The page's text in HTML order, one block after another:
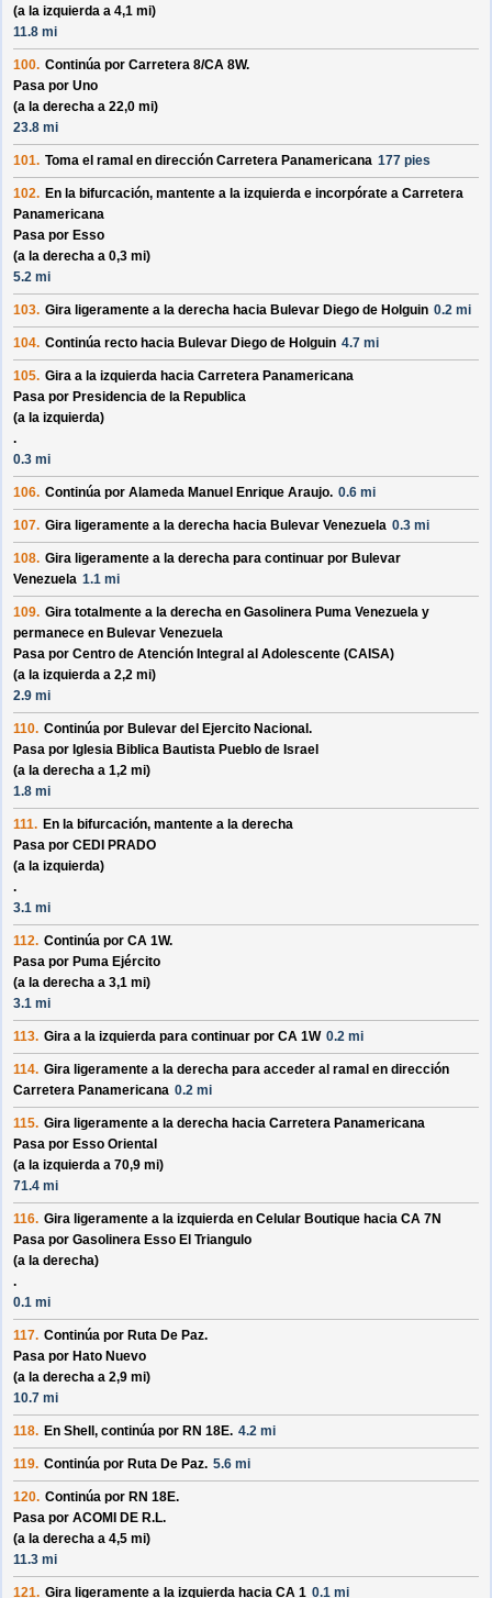
(a la izquierda a 4,1 mi)
11.8 mi
100. Continúa por Carretera 8/CA 8W.
Pasa por Uno
(a la derecha a 22,0 mi)
23.8 mi
101. Toma el ramal en dirección Carretera Panamericana 177 pies
102. En la bifurcación, mantente a la izquierda e incorpórate a Carretera
Panamericana
Pasa por Esso
(a la derecha a 0,3 mi)
5.2 mi
103. Gira ligeramente a la derecha hacia Bulevar Diego de Holguin 0.2 mi
104. Continúa recto hacia Bulevar Diego de Holguin 4.7 mi
105. Gira a la izquierda hacia Carretera Panamericana
Pasa por Presidencia de la Republica
(a la izquierda)
.
0.3 mi
106. Continúa por Alameda Manuel Enrique Araujo. 0.6 mi
107. Gira ligeramente a la derecha hacia Bulevar Venezuela 0.3 mi
108. Gira ligeramente a la derecha para continuar por Bulevar
Venezuela 1.1 mi
109. Gira totalmente a la derecha en Gasolinera Puma Venezuela y
permanece en Bulevar Venezuela
Pasa por Centro de Atención Integral al Adolescente (CAISA)
(a la izquierda a 2,2 mi)
2.9 mi
110. Continúa por Bulevar del Ejercito Nacional .
Pasa por Iglesia Biblica Bautista Pueblo de Israel
(a la derecha a 1,2 mi)
1.8 mi
111. En la bifurcación, mantente a la derecha
Pasa por CEDI PRADO
(a la izquierda)
.
3.1 mi
112. Continúa por CA 1W.
Pasa por Puma Ejército
(a la derecha a 3,1 mi)
3.1 mi
113. Gira a la izquierda para continuar por CA 1W 0.2 mi
114. Gira ligeramente a la derecha para acceder al ramal en dirección
Carretera Panamericana 0.2 mi
115. Gira ligeramente a la derecha hacia Carretera Panamericana
Pasa por Esso Oriental
(a la izquierda a 70,9 mi)
71.4 mi
116. Gira ligeramente a la izquierda en Celular Boutique hacia CA 7N
Pasa por Gasolinera Esso El Triangulo
(a la derecha)
.
0.1 mi
117. Continúa por Ruta De Paz.
Pasa por Hato Nuevo
(a la derecha a 2,9 mi)
10.7 mi
118. En Shell , continúa por RN 18E. 4.2 mi
119. Continúa por Ruta De Paz. 5.6 mi
120. Continúa por RN 18E.
Pasa por ACOMI DE R.L.
(a la derecha a 4,5 mi)
11.3 mi
121. Gira ligeramente a la izquierda hacia CA 1 0.1 mi